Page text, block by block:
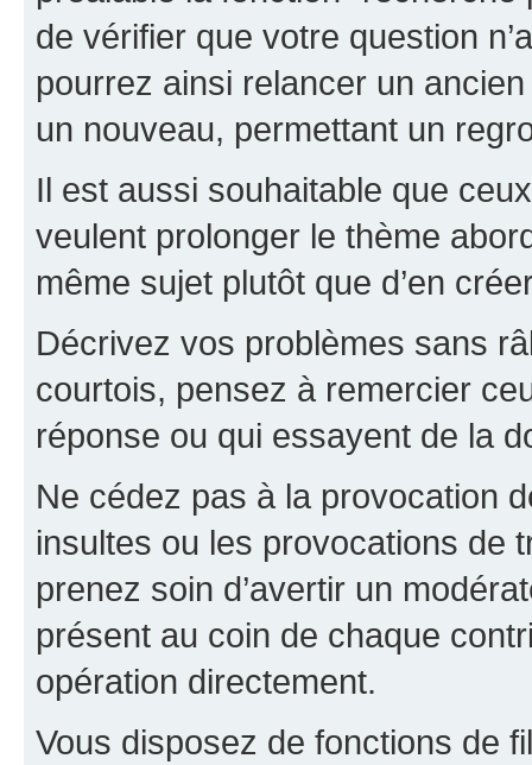
de vérifier que votre question
pourrez ainsi relancer un
un nouveau, permettant un
Il est aussi souhaitable que
veulent prolonger le thème
même sujet plutôt que d’en
Décrivez vos problèmes sans
courtois, pensez à remercier
réponse ou qui essayent de la
Ne cédez pas à la provocation
insultes ou les provocations de
prenez soin d’avertir un
présent au coin de chaque
opération directement.
Vous disposez de fonctions de